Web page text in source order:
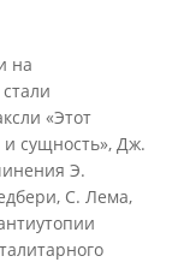
на
«Этот
сущность», Дж.
Э.
С. Лема,